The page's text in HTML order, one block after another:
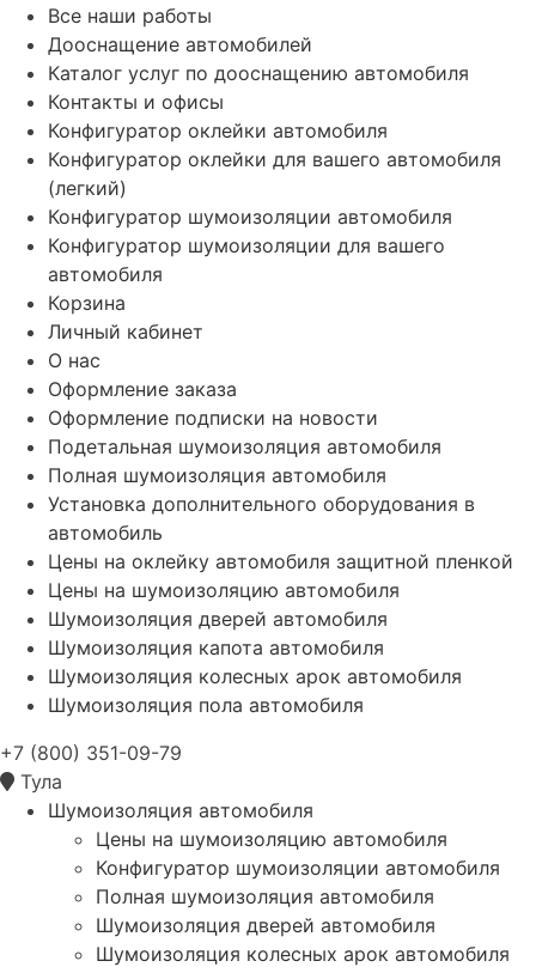
Все наши работы
Дооснащение автомобилей
Каталог услуг по дооснащению автомобиля
Контакты и офисы
Конфигуратор оклейки автомобиля
Конфигуратор оклейки для вашего автомобиля
(легкий)
Конфигуратор шумоизоляции автомобиля
Конфигуратор шумоизоляции для вашего
автомобиля
Корзина
Личный кабинет
О нас
Оформление заказа
Оформление подписки на новости
Подетальная шумоизоляция автомобиля
Полная шумоизоляция автомобиля
Установка дополнительного оборудования в
автомобиль
Цены на оклейку автомобиля защитной пленкой
Цены на шумоизоляцию автомобиля
Шумоизоляция дверей автомобиля
Шумоизоляция капота автомобиля
Шумоизоляция колесных арок автомобиля
Шумоизоляция пола автомобиля
+7 (800) 351-09-79
Тула
Шумоизоляция автомобиля
Цены на шумоизоляцию автомобиля
Конфигуратор шумоизоляции автомобиля
Полная шумоизоляция автомобиля
Шумоизоляция дверей автомобиля
Шумоизоляция колесных арок автомобиля